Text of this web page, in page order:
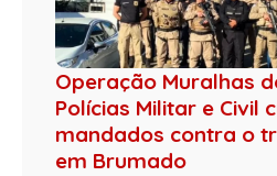
Operação Muralhas
Polícias Militar e Civil
mandados contra o
em Brumado